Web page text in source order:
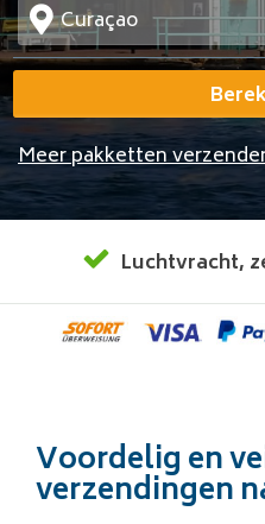
Meer pakketten
Luchtvracht,
Voordelig en
verzendingen